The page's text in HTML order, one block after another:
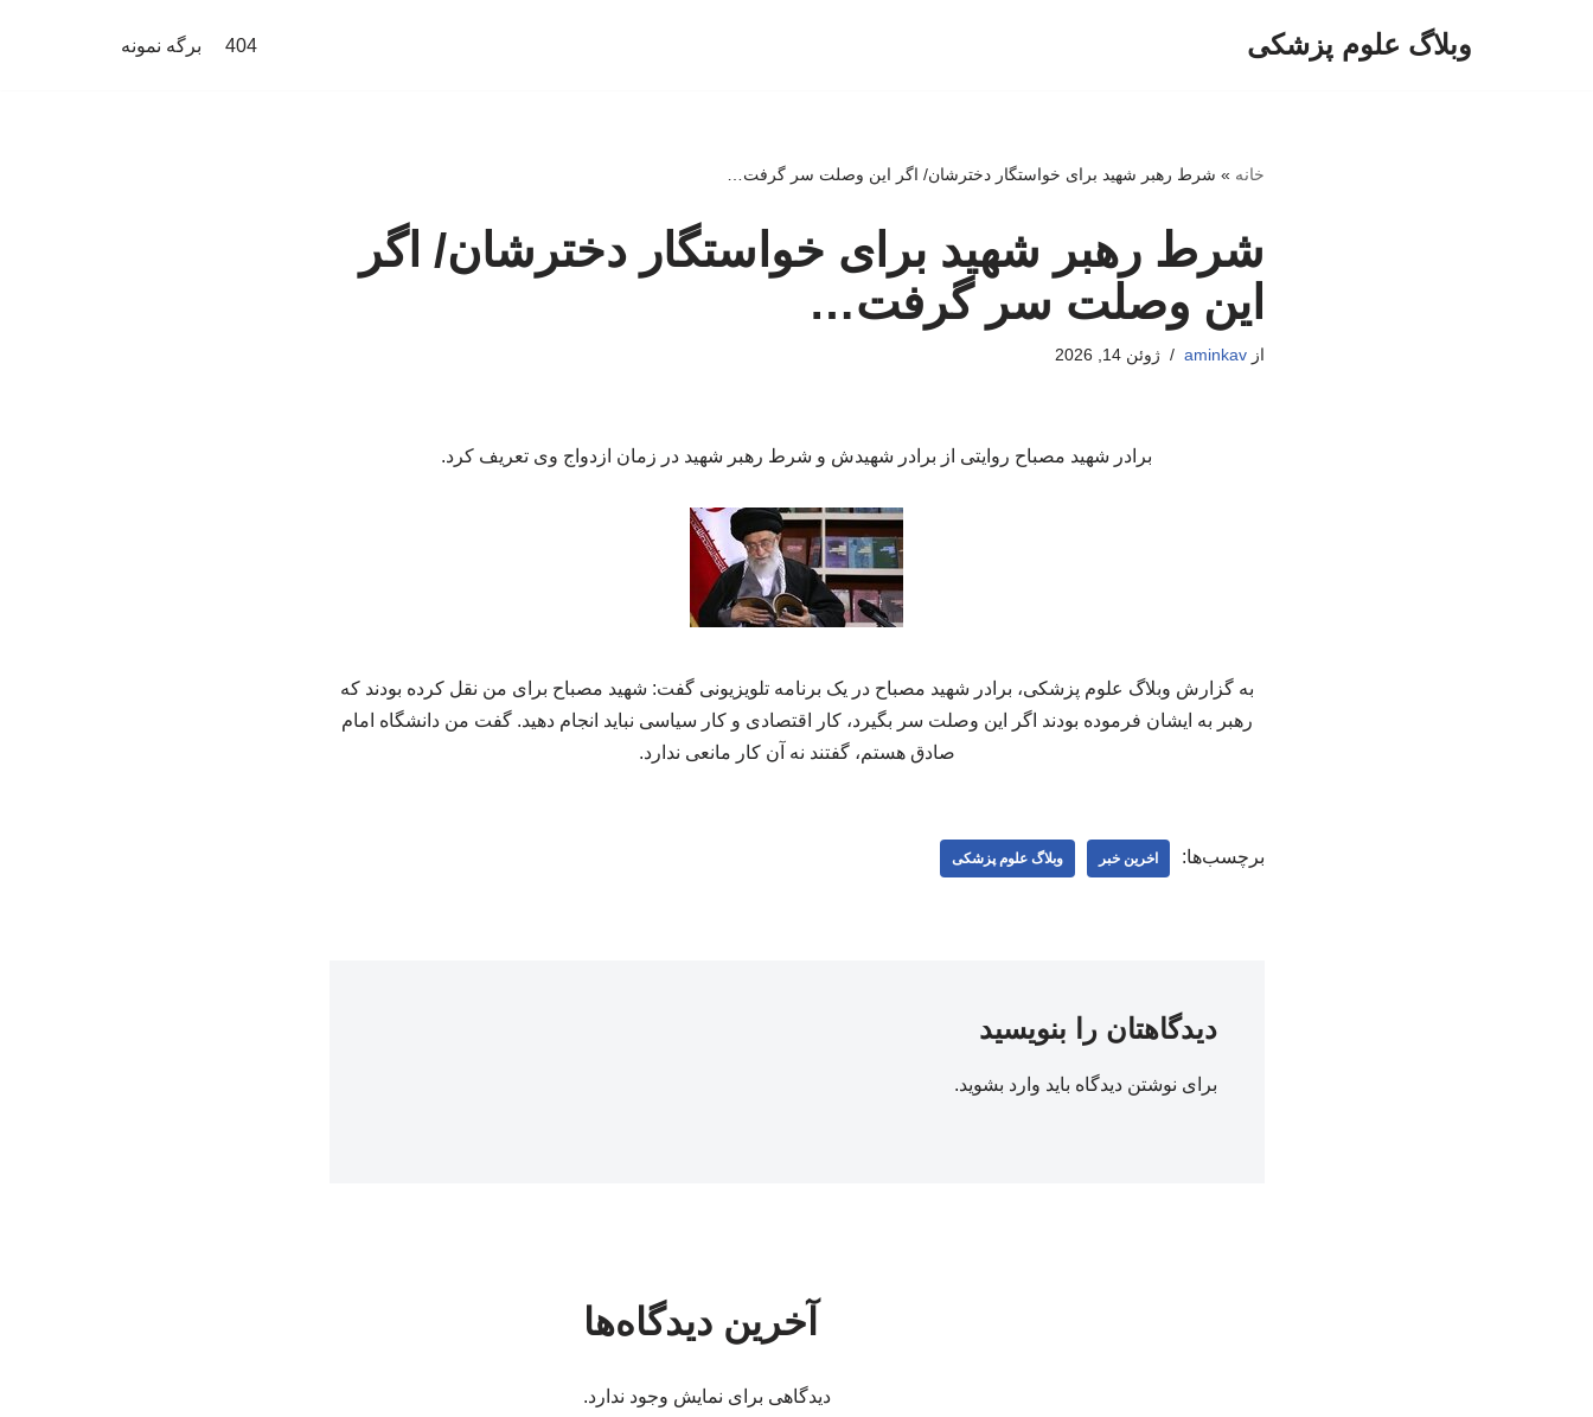
وبلاگ علوم پزشکی 404 برگه نمونه
خانه » شرط رهبر شهید برای خواستگار دخترشان/ اگر این وصلت سر گرفت…
شرط رهبر شهید برای خواستگار دخترشان/ اگر
این وصلت سر گرفت…
ازaminkav ژوئن 14, 2026
برادر شهید مصباح روایتی از برادر شهیدش و شرط رهبر شهید در زمان ازدواج وی تعریف کرد.
به گزارش وبلاگ علوم پزشکی، برادر شهید مصباح در یک برنامه تلویزیونی گفت: شهید مصباح برای من نقل کرده بودند که
رهبر به ایشان فرموده بودند اگر این وصلت سر بگیرد، کار اقتصادی و کار سیاسی نباید انجام دهید. گفت من دانشگاه امام
صادق هستم، گفتند نه آن کار مانعی ندارد.
برچسب‌ها: اخرین خبر وبلاگ علوم پزشکی
دیدگاهتان را بنویسید
برای نوشتن دیدگاه باید وارد بشوید.
آخرین دیدگاه‌ها
دیدگاهی برای نمایش وجود ندارد.